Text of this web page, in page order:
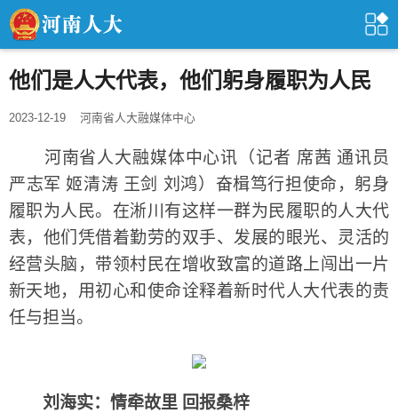
他们是人大代表，他们躬身履职为人民
2023-12-19 河南省人大融媒体中心
河南省人大融媒体中心讯（记者 席茜 通讯员
严志军 姬清涛 王剑 刘鸿）奋楫笃行担使命，躬身
履职为人民。在淅川有这样一群为民履职的人大代
表，他们凭借着勤劳的双手、发展的眼光、灵活的
经营头脑，带领村民在增收致富的道路上闯出一片
新天地，用初心和使命诠释着新时代人大代表的责
任与担当。
刘海实：情牵故里 回报桑梓